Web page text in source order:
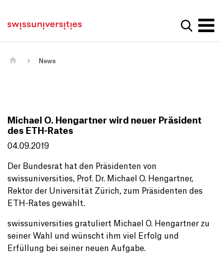
Main Navigation
Content
Meta Navigation
Show
News
Michael O. Hengartner wird neuer Präsident
des ETH-Rates
04.09.2019
Der Bundesrat hat den Präsidenten von
swissuniversities, Prof. Dr. Michael O. Hengartner,
Rektor der Universität Zürich, zum Präsidenten des
ETH-Rates gewählt.
swissuniversities gratuliert Michael O. Hengartner zu
seiner Wahl und wünscht ihm viel Erfolg und
Erfüllung bei seiner neuen Aufgabe.